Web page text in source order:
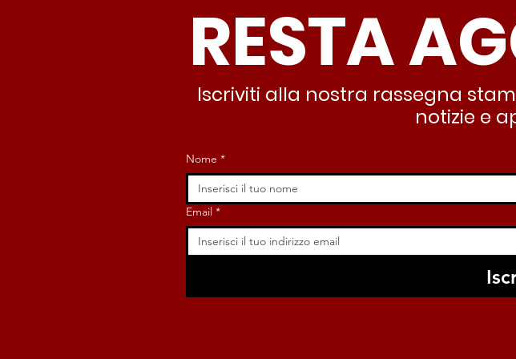
RESTA
Iscriviti alla nostra rassegna
notizie e
Nome *
Email *